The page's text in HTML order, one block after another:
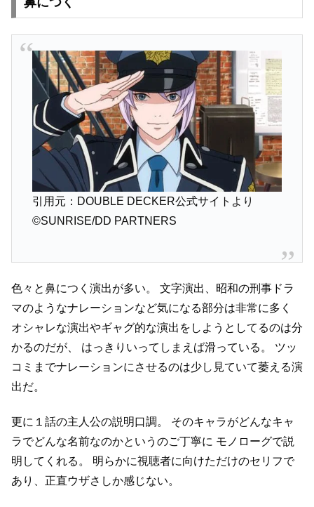
引用元：DOUBLE DECKER公式サイトより
©SUNRISE/DD PARTNERS
色々と鼻につく演出が多い。
文字演出、昭和の刑事ドラ
マのようなナレーションなど気になる部分は非常に多く
オシャレな演出やギャグ的な演出をしようとしてるのは分
かるのだが、
はっきりいってしまえば滑っている。
ツッ
コミまでナレーションにさせるのは少し見ていて萎える演
出だ。
更に１話の主人公の説明口調。
そのキャラがどんなキャ
ラでどんな名前なのかというのご丁寧に モノローグで説
明してくれる。
明らかに視聴者に向けただけのセリフで
あり、正直ウザさしか感じない。